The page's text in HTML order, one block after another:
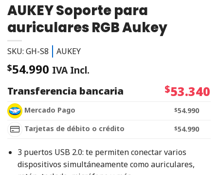
AUKEY Soporte para
auriculares RGB Aukey
SKU: GH-S8 AUKEY
$54.990 IVA Incl.
Transferencia bancaria
$53.340
Mercado Pago $54.990
Tarjetas de débito o crédito
$54.990
3 puertos USB 2.0: te permiten conectar varios
dispositivos simultáneamente como auriculares,